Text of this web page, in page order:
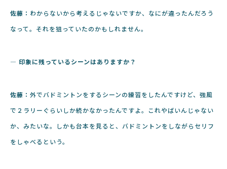
佐藤： わからないから考えるじゃないですか、なにが違ったんだろう
なって。それを狙っていたのかもしれません。
― 印象に残っているシーンはありますか？
佐藤： 外でバドミントンをするシーンの練習をしたんですけど、強風
で２ラリーぐらいしか続かなかったんですよ。これやばいんじゃない
か、みたいな。しかも台本を見ると、バドミントンをしながらセリフ
をしゃべるという。